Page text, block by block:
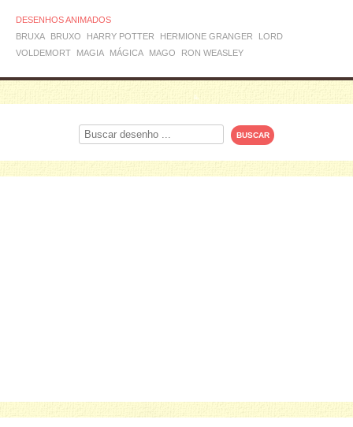
DESENHOS ANIMADOS
BRUXA
BRUXO HARRY POTTER HERMIONE GRANGER
LORD
VOLDEMORT
MAGIA MÁGICA MAGO RON WEASLEY
Procurar